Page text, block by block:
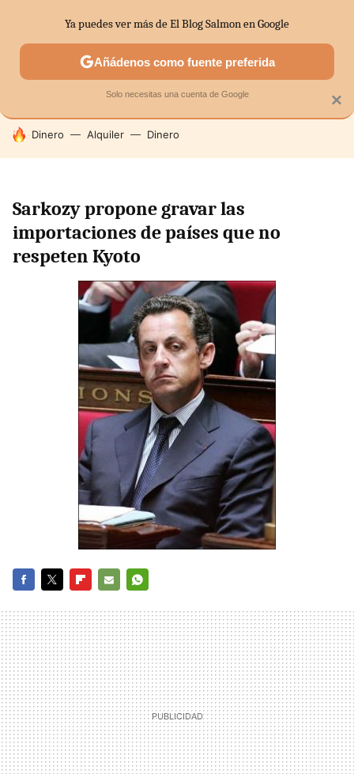
SECTORES ECONOMÍA DOMÉSTICA MERCADOS
HOY SE HABLA DE
Dinero Alquiler Dinero
Sarkozy propone gravar las
importaciones de países que no
respeten Kyoto
MAIL
×
Ya puedes ver más de El Blog Salmon en Google
Añádenos como fuente preferida
Solo necesitas una cuenta de Google